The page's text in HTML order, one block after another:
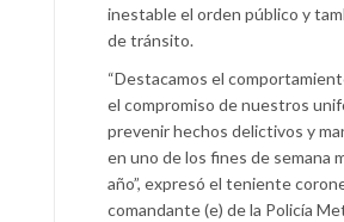
inestable el orden público y
de tránsito.
“Destacamos el
el compromiso de nuestros
prevenir hechos delictivos y
en uno de los fines de semana
año”, expresó el teniente
comandante (e) de la Policía